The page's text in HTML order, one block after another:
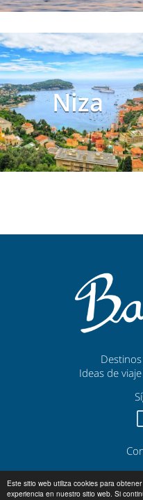
Este sitio web utiliza cookies para
experiencia en nuestro sitio web. Si
Niza
Destinos
Ideas de viaje
©bautrip.com|